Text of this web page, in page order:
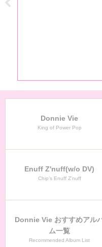
Donnie Vie
King of Power Pop
Enuff Z'nuff(w/o DV)
Chip’s Enuff Z’nuff
Donnie Vie おすすめアル
ム一覧
Recommended Album List